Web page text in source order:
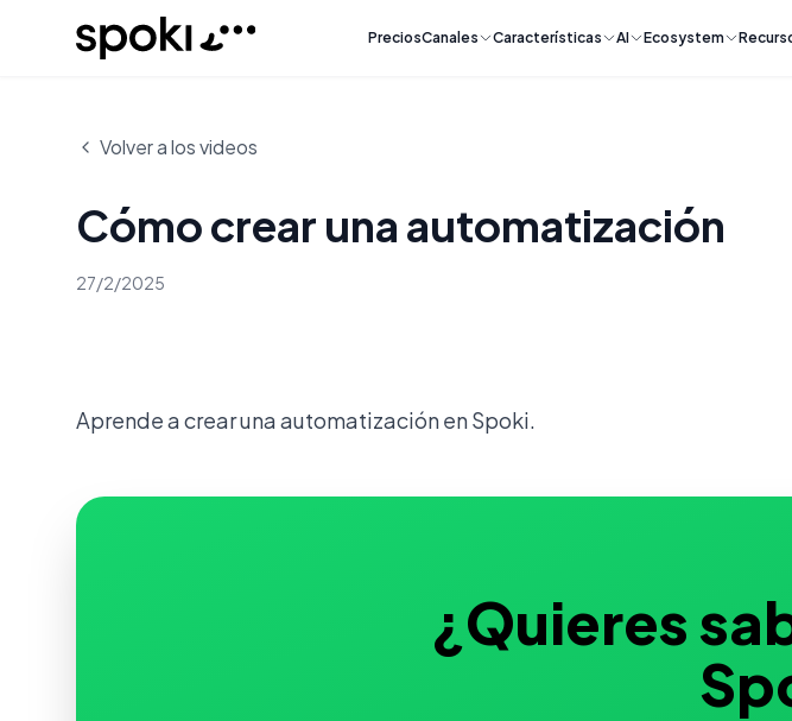
Spoki PreciosCanales Características AI Ecosystem
Volver a los videos
Cómo crear una automatización
27/2/2025
Aprende a crear una automatización en Spoki.
¿Quieres